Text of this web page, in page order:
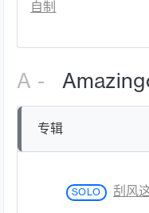
自制
A -
专辑
SOLO 刮风